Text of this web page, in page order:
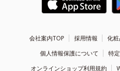
会社案内TOP 採用情報
化
個人情報保護について
特
オンラインショップ利用規約